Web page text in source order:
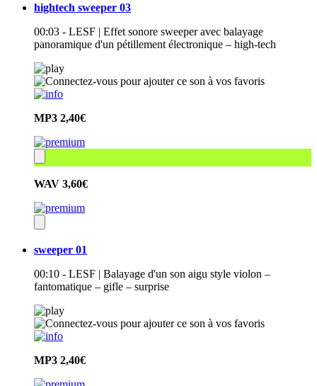
hightech sweeper 03
00:03 - LESF | Effet sonore sweeper avec balayage
panoramique d'un pétillement électronique – high-tech
MP3 2,40€
WAV 3,60€
sweeper 01
00:10 - LESF | Balayage d'un son aigu style violon –
fantomatique – gifle – surprise
MP3 2,40€